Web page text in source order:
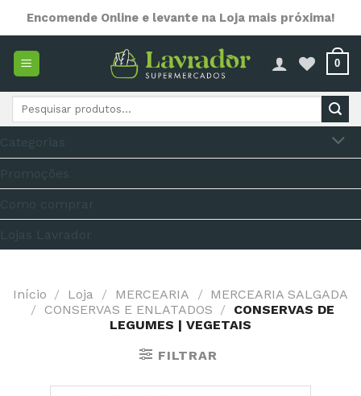
content
Encomende Online e levante na Loja mais próxima!
0
Pesquisar
Início / Loja / MERCEARIA / MERCEARIA SALGADA
/ CONSERVAS E ENLATADOS / CONSERVAS DE
LEGUMES | VEGETAIS
FILTRAR